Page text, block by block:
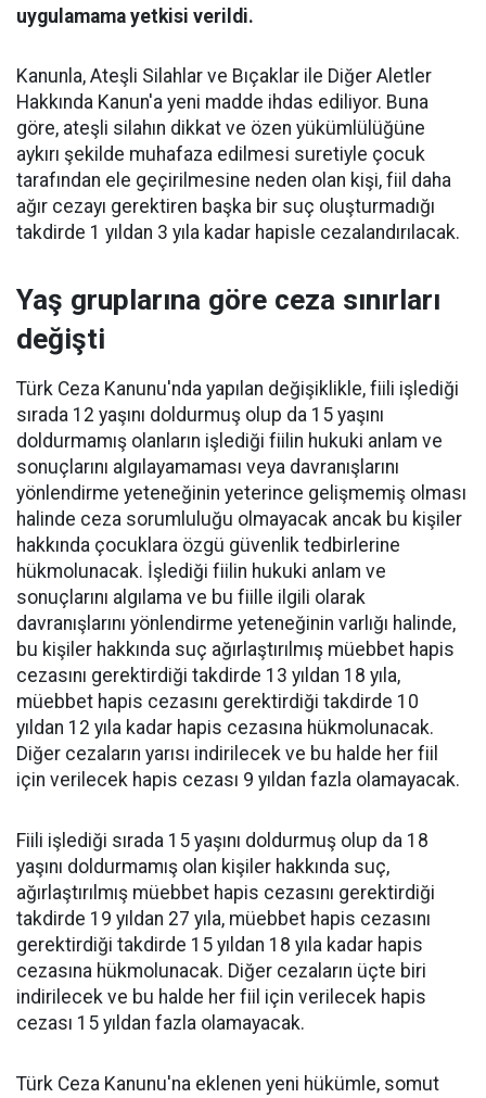
uygulamama yetkisi verildi.
Kanunla, Ateşli Silahlar ve Bıçaklar ile Diğer Aletler
Hakkında Kanun'a yeni madde ihdas ediliyor. Buna
göre, ateşli silahın dikkat ve özen yükümlülüğüne
aykırı şekilde muhafaza edilmesi suretiyle çocuk
tarafından ele geçirilmesine neden olan kişi, fiil daha
ağır cezayı gerektiren başka bir suç oluşturmadığı
takdirde 1 yıldan 3 yıla kadar hapisle cezalandırılacak.
Yaş gruplarına göre ceza sınırları
değişti
Türk Ceza Kanunu'nda yapılan değişiklikle, fiili işlediği
sırada 12 yaşını doldurmuş olup da 15 yaşını
doldurmamış olanların işlediği fiilin hukuki anlam ve
sonuçlarını algılayamaması veya davranışlarını
yönlendirme yeteneğinin yeterince gelişmemiş olması
halinde ceza sorumluluğu olmayacak ancak bu kişiler
hakkında çocuklara özgü güvenlik tedbirlerine
hükmolunacak. İşlediği fiilin hukuki anlam ve
sonuçlarını algılama ve bu fiille ilgili olarak
davranışlarını yönlendirme yeteneğinin varlığı halinde,
bu kişiler hakkında suç ağırlaştırılmış müebbet hapis
cezasını gerektirdiği takdirde 13 yıldan 18 yıla,
müebbet hapis cezasını gerektirdiği takdirde 10
yıldan 12 yıla kadar hapis cezasına hükmolunacak.
Diğer cezaların yarısı indirilecek ve bu halde her fiil
için verilecek hapis cezası 9 yıldan fazla olamayacak.
Fiili işlediği sırada 15 yaşını doldurmuş olup da 18
yaşını doldurmamış olan kişiler hakkında suç,
ağırlaştırılmış müebbet hapis cezasını gerektirdiği
takdirde 19 yıldan 27 yıla, müebbet hapis cezasını
gerektirdiği takdirde 15 yıldan 18 yıla kadar hapis
cezasına hükmolunacak. Diğer cezaların üçte biri
indirilecek ve bu halde her fiil için verilecek hapis
cezası 15 yıldan fazla olamayacak.
Türk Ceza Kanunu'na eklenen yeni hükümle, somut